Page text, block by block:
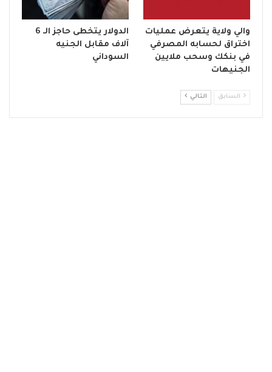
والي ولاية يتعرض عمليات
اختراق لحسابه المصرفي
في بنكك وسحب ملايين
الجنيهات
الدولار يتخطى حاجز الـ 6
آلاف مقابل الجنيه
السوداني
السابق التالي